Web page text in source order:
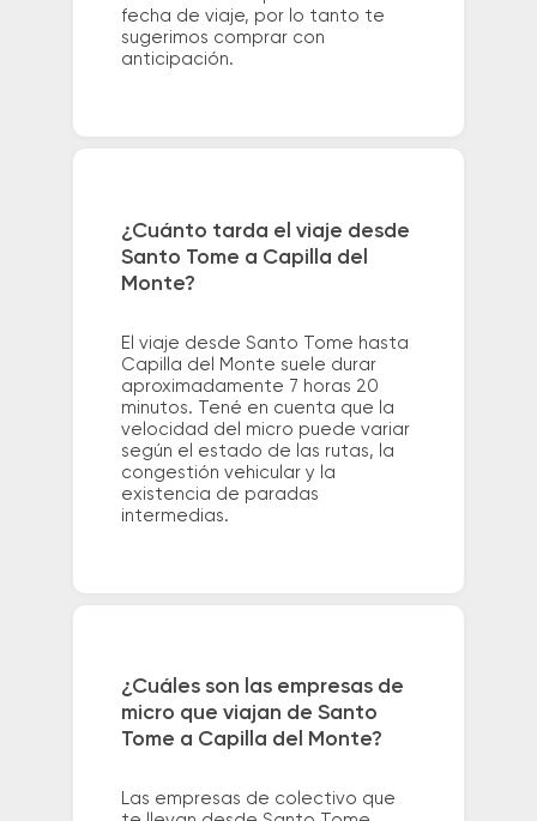
fecha de viaje, por lo tanto te
sugerimos comprar con
anticipación.
¿Cuánto tarda el viaje desde
Santo Tome a Capilla del
Monte?
El viaje desde Santo Tome hasta
Capilla del Monte suele durar
aproximadamente 7 horas 20
minutos. Tené en cuenta que la
velocidad del micro puede variar
según el estado de las rutas, la
congestión vehicular y la
existencia de paradas
intermedias.
¿Cuáles son las empresas de
micro que viajan de Santo
Tome a Capilla del Monte?
Las empresas de colectivo que